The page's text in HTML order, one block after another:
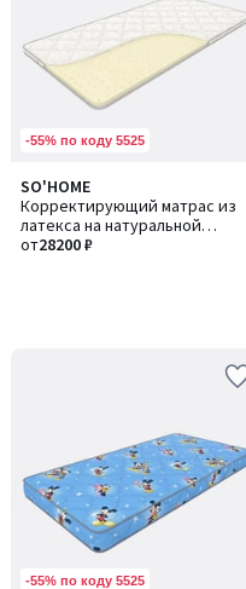
-55% по коду 5525
SO'HOME
Корректирующий матрас из
латекса на натуральной
основе
от28200 ₽
-55% по коду 5525